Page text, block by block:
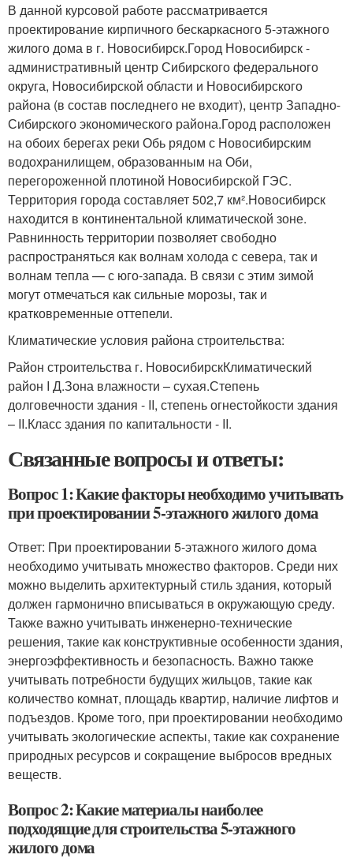
В данной курсовой работе рассматривается
проектирование кирпичного бескаркасного 5-этажного
жилого дома в г. Новосибирск.Город Новосибирск -
административный центр Сибирского федерального
округа, Новосибирской области и Новосибирского
района (в состав последнего не входит), центр Западно-
Сибирского экономического района.Город расположен
на обоих берегах реки Обь рядом с Новосибирским
водохранилищем, образованным на Оби,
перегороженной плотиной Новосибирской ГЭС.
Территория города составляет 502,7 км².Новосибирск
находится в континентальной климатической зоне.
Равнинность территории позволяет свободно
распространяться как волнам холода с севера, так и
волнам тепла — с юго-запада. В связи с этим зимой
могут отмечаться как сильные морозы, так и
кратковременные оттепели.
Климатические условия района строительства:
Район строительства г. НовосибирскКлиматический
район I Д.Зона влажности – сухая.Степень
долговечности здания - II, степень огнестойкости здания
– II.Класс здания по капитальности - II.
Связанные вопросы и ответы:
Вопрос 1: Какие факторы необходимо учитывать
при проектировании 5-этажного жилого дома
Ответ: При проектировании 5-этажного жилого дома
необходимо учитывать множество факторов. Среди них
можно выделить архитектурный стиль здания, который
должен гармонично вписываться в окружающую среду.
Также важно учитывать инженерно-технические
решения, такие как конструктивные особенности здания,
энергоэффективность и безопасность. Важно также
учитывать потребности будущих жильцов, такие как
количество комнат, площадь квартир, наличие лифтов и
подъездов. Кроме того, при проектировании необходимо
учитывать экологические аспекты, такие как сохранение
природных ресурсов и сокращение выбросов вредных
веществ.
Вопрос 2: Какие материалы наиболее
подходящие для строительства 5-этажного
жилого дома